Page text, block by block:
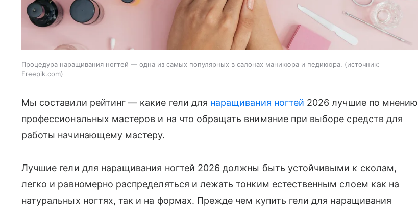
Процедура наращивания ногтей — одна из самых популярных в салонах маникюра и педикюра.
источник:
Freepik.com
Мы составили рейтинг — какие гели для наращивания ногтей 2026 лучшие по мнению
профессиональных мастеров и на что обращать внимание при выборе средств для
работы начинающему мастеру.
Лучшие гели для наращивания ногтей 2026 должны быть устойчивыми к сколам,
легко и равномерно распределяться и лежать тонким естественным слоем как на
натуральных ногтях, так и на формах. Прежде чем купить гели для наращивания